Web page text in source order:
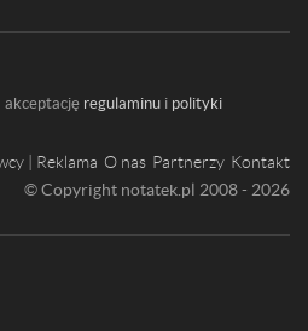
akceptację regulaminu i polityki
| Reklama O nas Partnerzy Kontakt
© Copyright notatek.pl 2008 - 2026